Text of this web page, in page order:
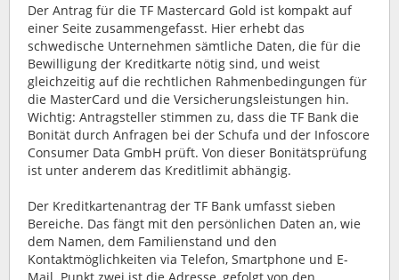
Der Antrag für die TF Mastercard Gold ist kompakt auf
einer Seite zusammengefasst. Hier erhebt das
schwedische Unternehmen sämtliche Daten, die für die
Bewilligung der Kreditkarte nötig sind, und weist
gleichzeitig auf die rechtlichen Rahmenbedingungen für
die MasterCard und die Versicherungsleistungen hin.
Wichtig: Antragsteller stimmen zu, dass die TF Bank die
Bonität durch Anfragen bei der Schufa und der Infoscore
Consumer Data GmbH prüft. Von dieser Bonitätsprüfung
ist unter anderem das Kreditlimit abhängig.
Der Kreditkartenantrag der TF Bank umfasst sieben
Bereiche. Das fängt mit den persönlichen Daten an, wie
dem Namen, dem Familienstand und den
Kontaktmöglichkeiten via Telefon, Smartphone und E-